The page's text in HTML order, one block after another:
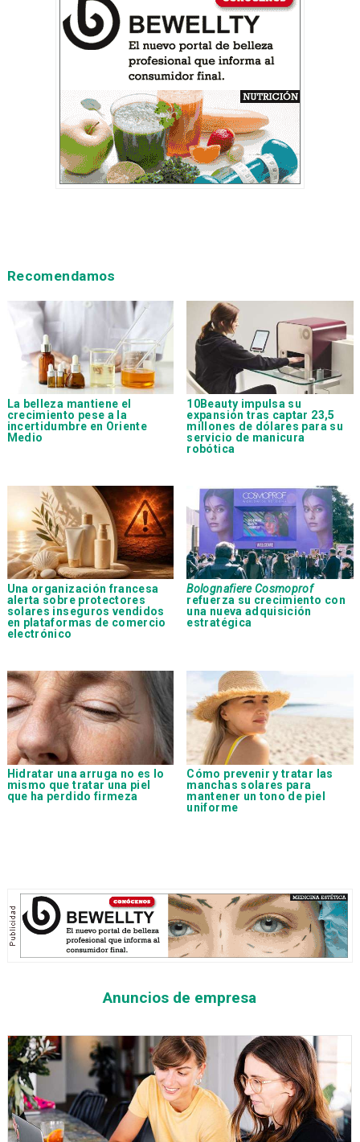
Recomendamos
La belleza mantiene el
crecimiento pese a la
incertidumbre en Oriente
Medio
10Beauty impulsa su
expansión tras captar 23,5
millones de dólares para su
servicio de manicura
robótica
Una organización francesa
alerta sobre protectores
solares inseguros vendidos
en plataformas de comercio
electrónico
Bolognafiere Cosmoprof
refuerza su crecimiento con
una nueva adquisición
estratégica
Hidratar una arruga no es lo
mismo que tratar una piel
que ha perdido firmeza
Cómo prevenir y tratar las
manchas solares para
mantener un tono de piel
uniforme
Anuncios de empresa